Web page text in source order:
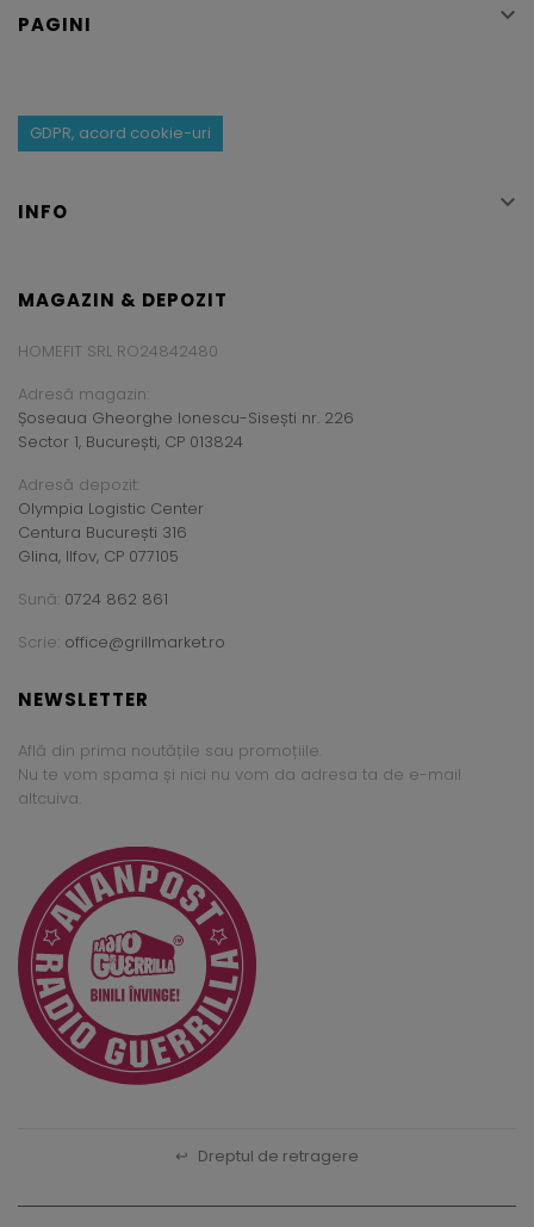
PAGINI 
GDPR, acord cookie-uri
INFO 
MAGAZIN & DEPOZIT
HOMEFIT SRL RO24842480
Adresă magazin:
Șoseaua Gheorghe Ionescu-Sisești nr. 226
Sector 1, București, CP 013824
Adresă depozit:
Olympia Logistic Center
Centura București 316
Glina, Ilfov, CP 077105
Sună: 0724 862 861
Scrie: office@grillmarket.ro
NEWSLETTER
Află din prima noutățile sau promoțiile.
Nu te vom spama și nici nu vom da adresa ta de e-mail
altcuiva.
↩ Dreptul de retragere